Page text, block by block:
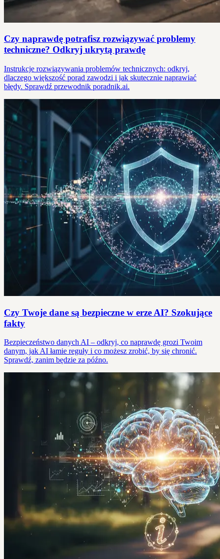
Czy naprawdę potrafisz rozwiązywać problemy
techniczne? Odkryj ukrytą prawdę
Instrukcje rozwiązywania problemów technicznych: odkryj,
dlaczego większość porad zawodzi i jak skutecznie naprawiać
błędy. Sprawdź przewodnik poradnik.ai.
Czy Twoje dane są bezpieczne w erze AI? Szokujące
fakty
Bezpieczeństwo danych AI – odkryj, co naprawdę grozi Twoim
danym, jak AI łamie reguły i co możesz zrobić, by się chronić.
Sprawdź, zanim będzie za późno.